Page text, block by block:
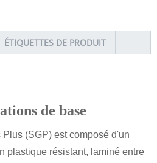
ÉTIQUETTES DE PRODUIT
de base
(SGP) est composé d'un
plastique résistant, laminé entre